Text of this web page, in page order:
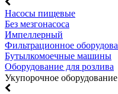
Насосы пищевые
Без мезгонасоса
Импеллерный
Фильтрационное
Бутылкомоечные машины
Оборудование для розлива
Укупорочное оборудование